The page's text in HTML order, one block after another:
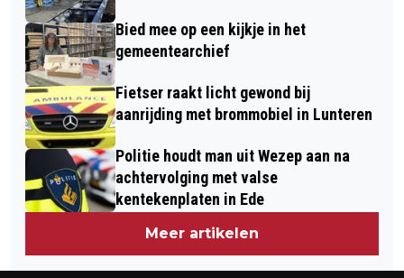
Bied mee op een kijkje in het
gemeentearchief
Fietser raakt licht gewond bij
aanrijding met brommobiel in Lunteren
Politie houdt man uit Wezep aan na
achtervolging met valse
kentekenplaten in Ede
Meer artikelen